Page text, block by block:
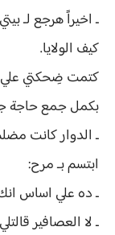
ـ اخيراً هرجع لـ
كيف الولايا.
كتمت ضِحكتي علي
بكمل جمع حاجة
ـ الدوار كانت
ابتسم بـ مرح:
ـ ده علي اساس
ـ لا العصافير